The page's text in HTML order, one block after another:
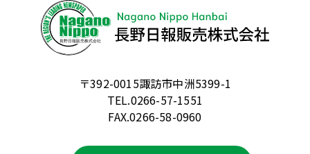
〒392-0015諏訪市中洲5399-1
TEL.0266-57-1551
FAX.0266-58-0960